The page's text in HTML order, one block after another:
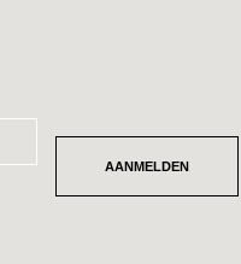
AANMELDEN